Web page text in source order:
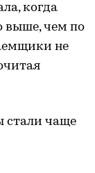
когда
выше, чем по
не
стали чаще